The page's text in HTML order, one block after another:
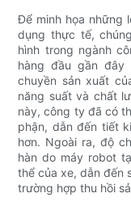
Để minh họa những
dụng thực tế,
hình trong ngành
hàng đầu gần đây
chuyền sản xuất
năng suất và chất
này, công ty đã có
phận, dẫn đến tiết
hơn. Ngoài ra, độ
hàn do máy robot
thể của xe, dẫn đến
trường hợp thu hồi